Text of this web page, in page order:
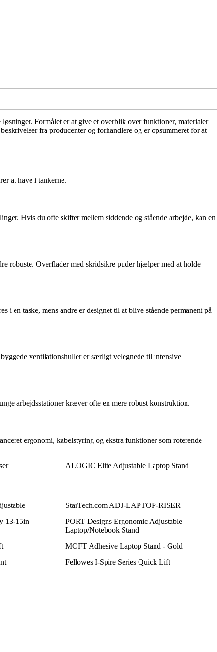
Formålet er at give et overblik over funktioner, materialer
fra producenter og forhandlere og er opsummeret for at
at have i tankerne.
Hvis du ofte skifter mellem siddende og stående arbejde, kan en
robuste. Overflader med skridsikre puder hjælper med at holde
en taske, mens andre er designet til at blive stående permanent på
ventilationshuller er særligt velegnede til intensive
arbejdsstationer kræver ofte en mere robust konstruktion.
ergonomi, kabelstyring og ekstra funktioner som roterende
ALOGIC Elite Adjustable Laptop Stand
StarTech.com ADJ-LAPTOP-RISER
13-15in
PORT Designs Ergonomic Adjustable
Laptop/Notebook Stand
MOFT Adhesive Laptop Stand - Gold
Fellowes I-Spire Series Quick Lift